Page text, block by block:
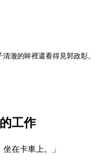
澈的眸裡還看得見郭政彰。
工作
在卡車上。」